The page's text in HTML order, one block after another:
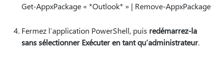
Get-AppxPackage « *Outlook* » | Remove-AppxPackage
Fermez l’application PowerShell, puis redémarrez-la
sans sélectionner Exécuter en tant qu’administrateur.